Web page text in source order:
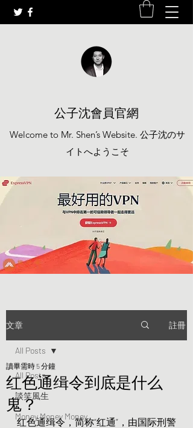
公子沈會員官網
Welcome to Mr. Shen’s Website. 公子沈のサ
イトへようこそ
文章 註冊
All Posts
談笑風生
Money Money Money
All Posts
红色通缉令到底是什么
鬼？
讀畢需時 5 分鐘
红色通缉令，简称“红通”，由国际刑警